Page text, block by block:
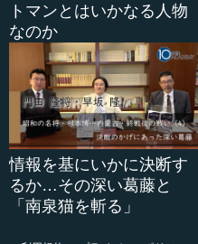
トマンとはいかなる人物
なのか
情報を基にいかに決断す
るか…その深い葛藤と
「南泉猫を斬る」